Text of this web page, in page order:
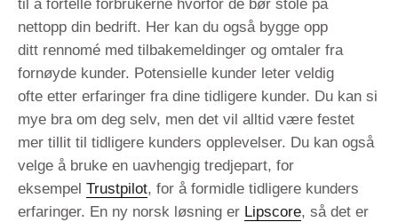
til å fortelle forbrukerne hvorfor de bør stole på
nettopp din bedrift. Her kan du også bygge opp
ditt rennomé med tilbakemeldinger og omtaler fra
fornøyde kunder. Potensielle kunder leter veldig
ofte etter erfaringer fra dine tidligere kunder. Du kan si
mye bra om deg selv, men det vil alltid være festet
mer tillit til tidligere kunders opplevelser. Du kan også
velge å bruke en uavhengig tredjepart, for
eksempel Trustpilot, for å formidle tidligere kunders
erfaringer. En ny norsk løsning er Lipscore, så det er